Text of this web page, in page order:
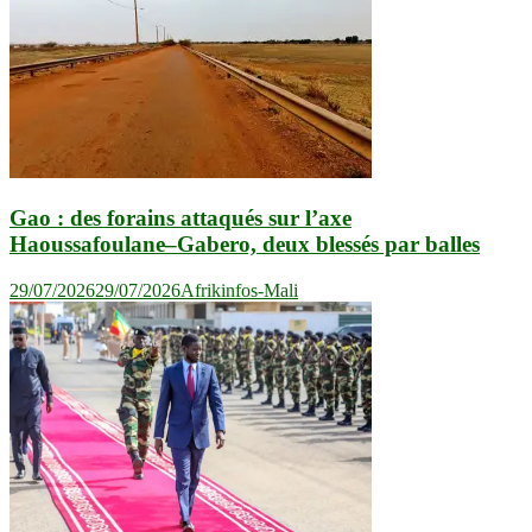
Gao : des forains attaqués sur l’axe
Haoussafoulane–Gabero, deux blessés par balles
29/07/202629/07/2026Afrikinfos-Mali